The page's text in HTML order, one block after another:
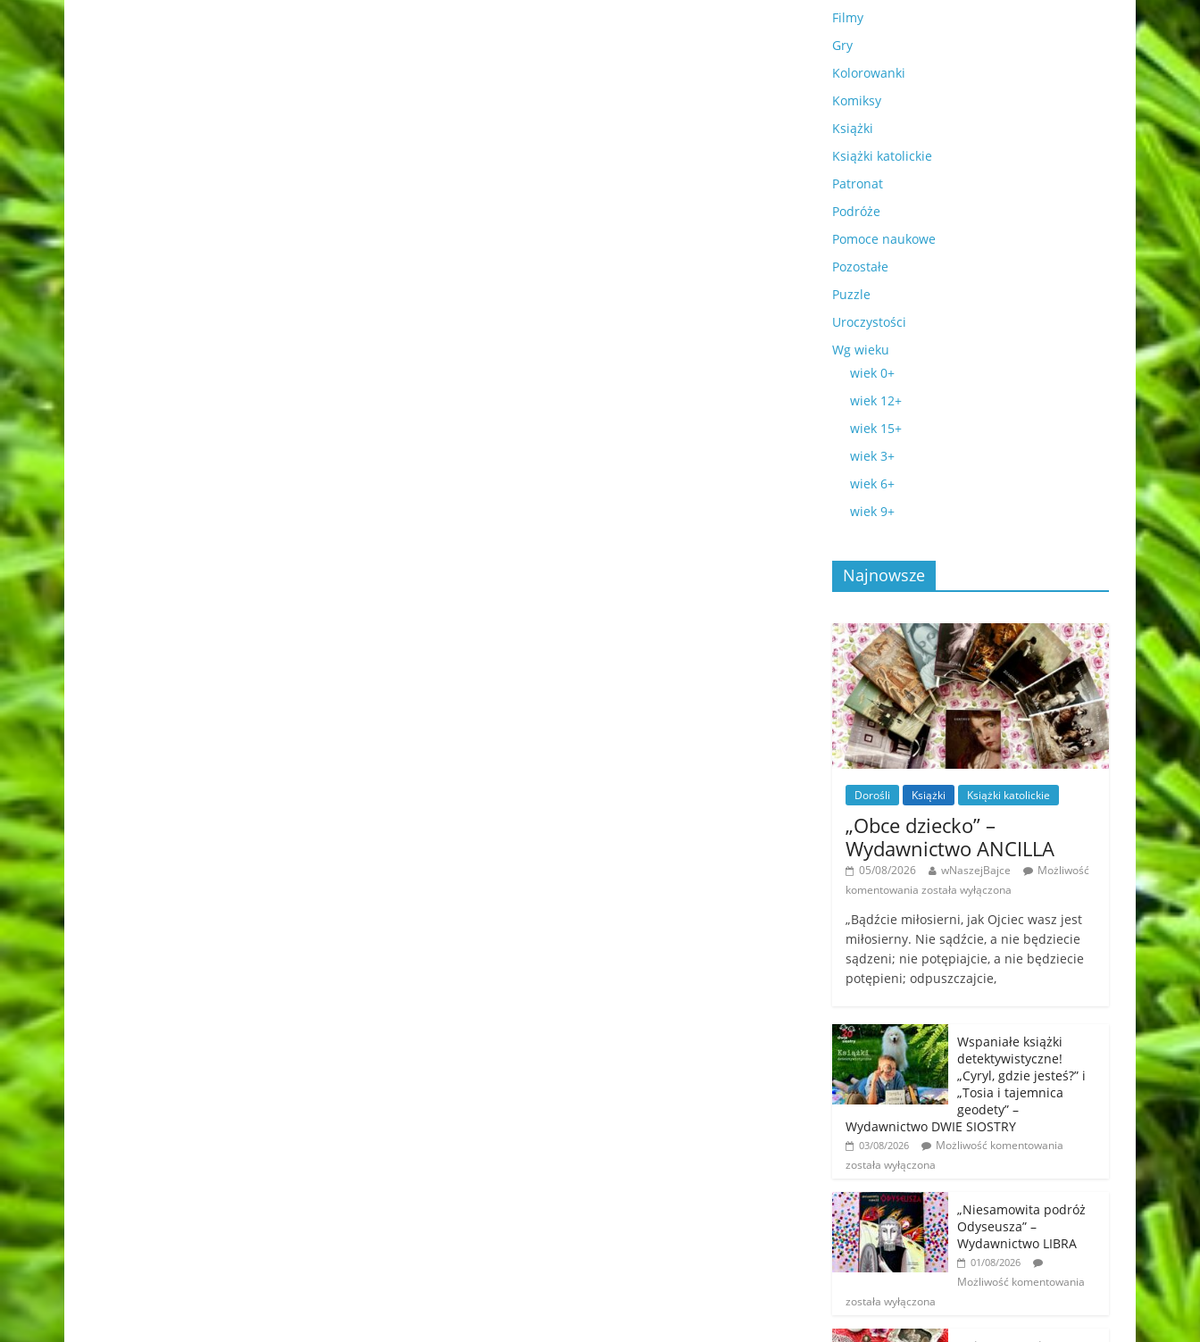
Filmy
Gry
Kolorowanki
Komiksy
Książki
Książki katolickie
Patronat
Podróże
Pomoce naukowe
Pozostałe
Puzzle
Uroczystości
Wg wieku
wiek 0+
wiek 12+
wiek 15+
wiek 3+
wiek 6+
wiek 9+
Najnowsze
Dorośli Książki Książki katolickie
„Obce dziecko” –
Wydawnictwo ANCILLA
05/08/2026 wNaszejBajce
Możliwość
komentowania została wyłączona
„Bądźcie miłosierni, jak Ojciec wasz jest
miłosierny. Nie sądźcie, a nie będziecie
sądzeni; nie potępiajcie, a nie będziecie
potępieni; odpuszczajcie,
Wspaniałe książki
detektywistyczne!
„Cyryl, gdzie jesteś?” i
„Tosia i tajemnica
geodety” –
Wydawnictwo DWIE SIOSTRY
03/08/2026
Możliwość komentowania
została wyłączona
„Niesamowita podróż
Odyseusza” –
Wydawnictwo LIBRA
01/08/2026
Możliwość komentowania
została wyłączona